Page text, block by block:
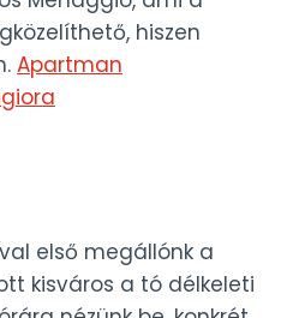
hiszen
Apartman
első megállónk a
kisváros a tó délkeleti